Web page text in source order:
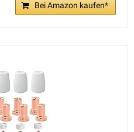
Bei Amazon kaufen*